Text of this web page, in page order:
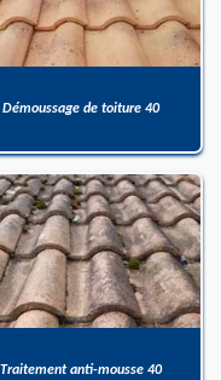
Démoussage de toiture 40
Traitement anti-mousse 40